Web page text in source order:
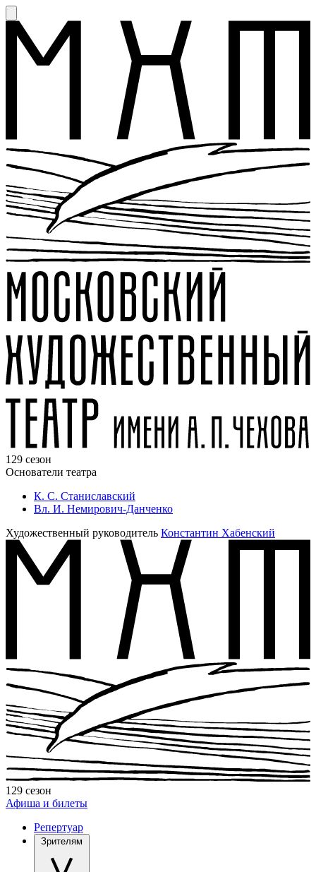
129 сезон
Основатели театра
К. С. Станиславский
Вл. И. Немирович-Данченко
Художественный руководитель Константин Хабенский
129 сезон
Афиша и билеты
Репертуар
Зрителям